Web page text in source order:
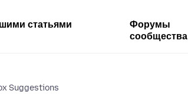
статьями
Форумы
сообщества
Suggestions